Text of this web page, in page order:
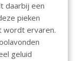
daarbij een
pieken
wordt ervaren.
geluid